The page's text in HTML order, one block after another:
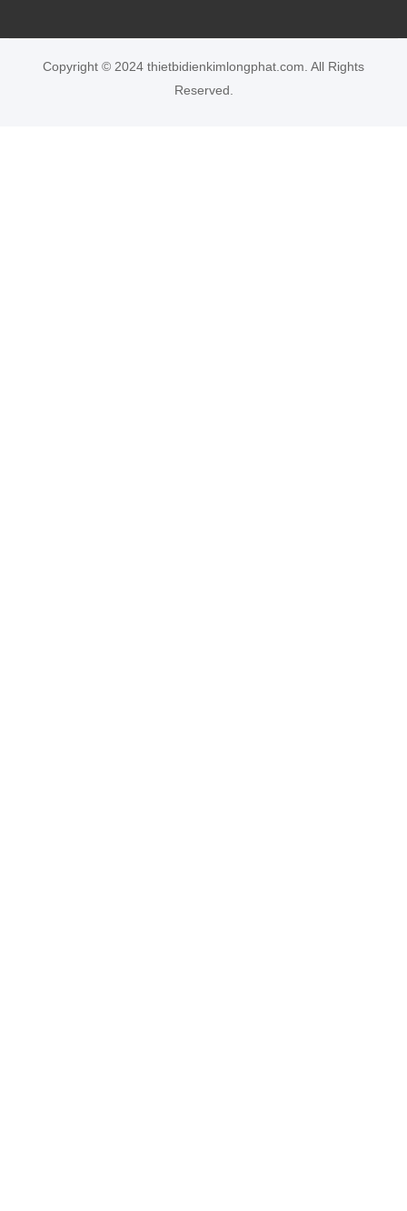
Copyright © 2024 thietbidienkimlongphat.com. All Rights
Reserved.